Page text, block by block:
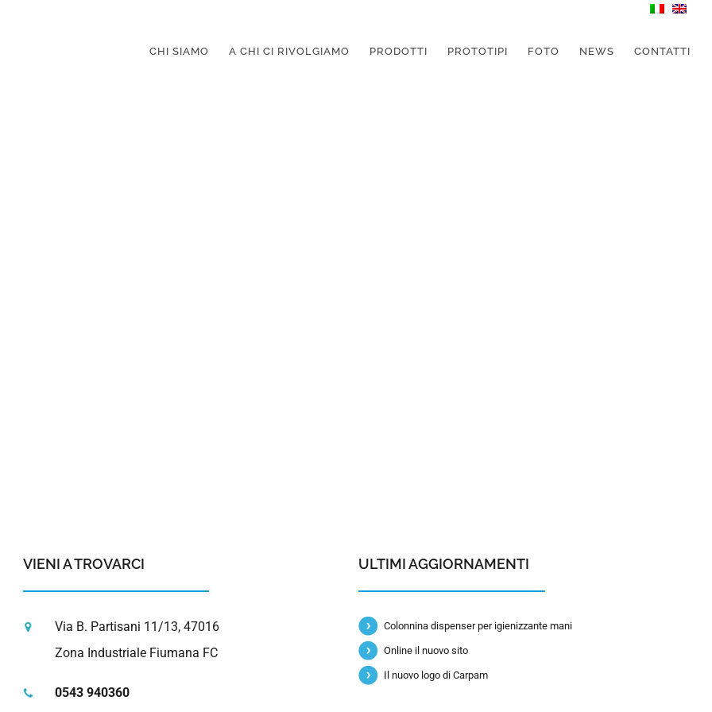
CHI SIAMO A CHI CI RIVOLGIAMO PRODOTTI PROTOTIPI FOTO NEWS CONTATTI
VIENI A TROVARCI
Via B. Partisani 11/13, 47016
Zona Industriale Fiumana FC
0543 940360
ULTIMI AGGIORNAMENTI
Colonnina dispenser per igienizzante mani
Online il nuovo sito
Il nuovo logo di Carpam